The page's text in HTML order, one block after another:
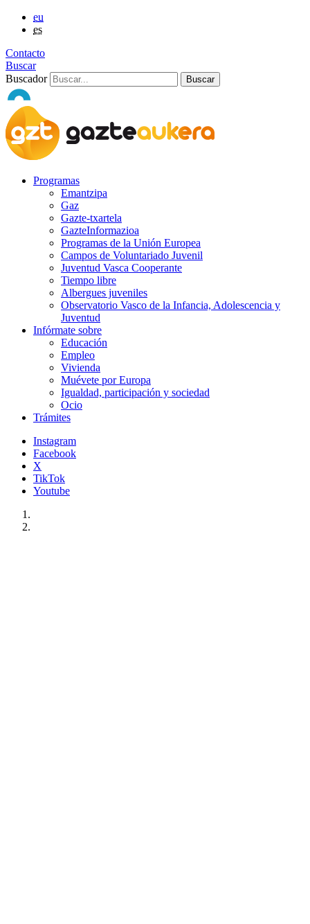
eu
es
Contacto
Buscar
Buscador
Programas
Emantzipa
Gaz
Gazte-txartela
GazteInformazioa
Programas de la Unión Europea
Campos de Voluntariado Juvenil
Juventud Vasca Cooperante
Tiempo libre
Albergues juveniles
Observatorio Vasco de la Infancia, Adolescencia y
Juventud
Infórmate sobre
Educación
Empleo
Vivienda
Muévete por Europa
Igualdad, participación y sociedad
Ocio
Trámites
Instagram
Facebook
X
TikTok
Youtube